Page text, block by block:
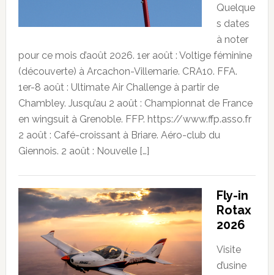
Quelque
s dates
à noter
pour ce mois d’août 2026. 1er août : Voltige féminine
(découverte) à Arcachon-Villemarie. CRA10. FFA.
1er-8 août : Ultimate Air Challenge à partir de
Chambley. Jusqu’au 2 août : Championnat de France
en wingsuit à Grenoble. FFP. https://www.ffp.asso.fr
2 août : Café-croissant à Briare. Aéro-club du
Giennois. 2 août : Nouvelle […]
Fly-in
Rotax
2026
Visite
d’usine